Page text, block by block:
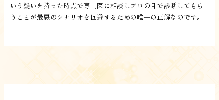
いう疑いを持った時点で専門医に相談しプロの目で診断してもら
うことが最悪のシナリオを回避するための唯一の正解なのです。